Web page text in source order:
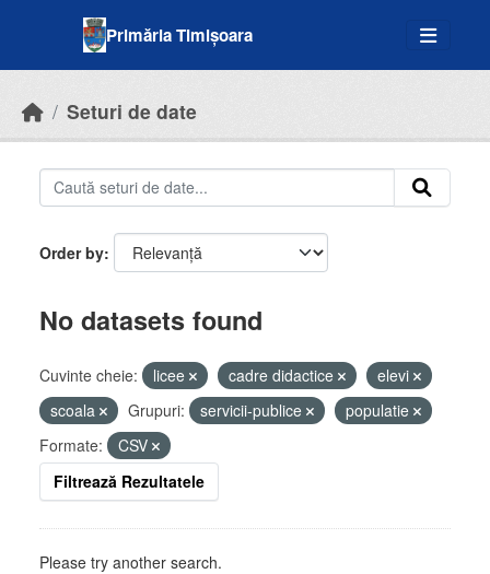
Primăria Timișoara
Seturi de date
Order by
No datasets found
Cuvinte cheie: licee cadre didactice
elevi
scoala
Grupuri: servicii-publice
populatie
Formate:
CSV
Filtrează Rezultatele
Please try another search.